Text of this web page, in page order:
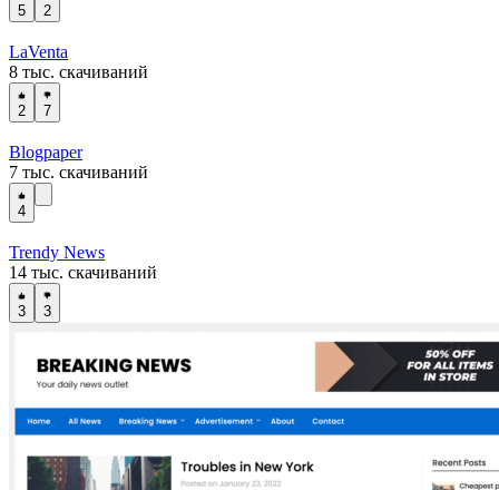
5 2
LaVenta
8 тыс. скачиваний
2 7
Blogpaper
7 тыс. скачиваний
4
Trendy News
14 тыс. скачиваний
3 3